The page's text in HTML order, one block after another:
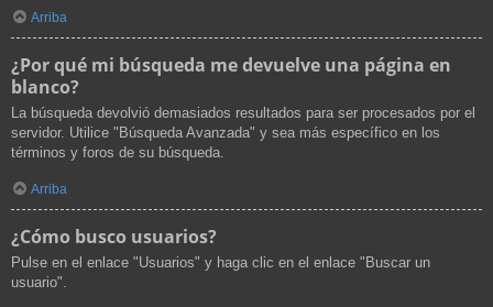
Arriba
¿Por qué mi búsqueda me devuelve una página en
blanco?
La búsqueda devolvió demasiados resultados para ser procesados por el
servidor. Utilice "Búsqueda Avanzada" y sea más específico en los
términos y foros de su búsqueda.
Arriba
¿Cómo busco usuarios?
Pulse en el enlace "Usuarios" y haga clic en el enlace "Buscar un
usuario".